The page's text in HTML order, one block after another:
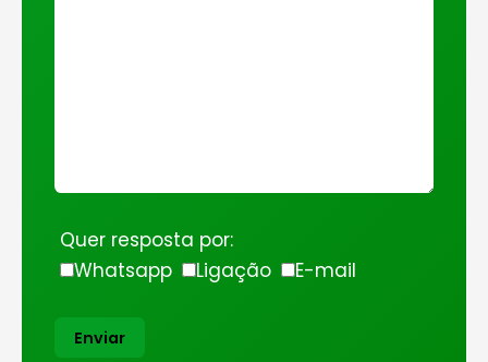
Quer resposta por:
Whatsapp
Ligação E-mail
Enviar